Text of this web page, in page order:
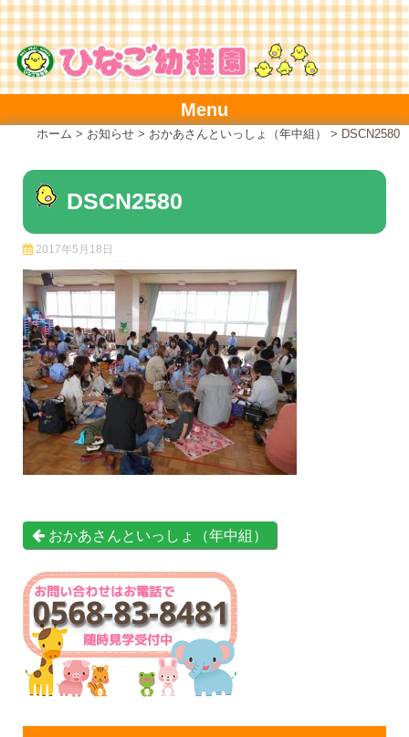
Skip
to
content
Menu
ホーム > お知らせ > おかあさんといっしょ（年中組） > DSCN2580
DSCN2580
2017年5月18日
おかあさんといっしょ（年中組）